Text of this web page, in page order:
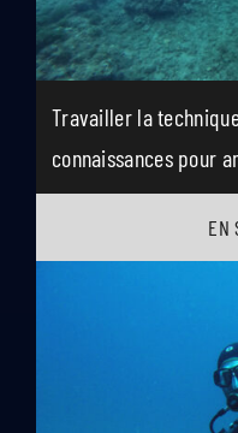
Travailler la
connaissances pour
EN